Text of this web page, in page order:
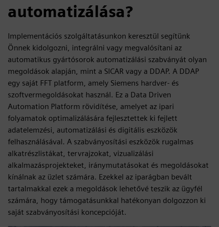
automatizálása?
Implementációs szolgáltatásunkon keresztül segítünk
Önnek kidolgozni, integrálni vagy megvalósítani az
automatikus gyártósorok automatizálási szabványát olyan
megoldások alapján, mint a SICAR vagy a DDAP. A DDAP
egy saját FFT platform, amely Siemens hardver- és
szoftvermegoldásokat használ. Ez a Data Driven
Automation Platform rövidítése, amelyet az ipari
folyamatok optimalizálására fejlesztettek ki fejlett
adatelemzési, automatizálási és digitális eszközök
felhasználásával. A szabványosítási eszközök rugalmas
alkatrészlistákat, tervrajzokat, vizualizálási
alkalmazásprojekteket, iránymutatásokat és megoldásokat
kínálnak az üzlet számára. Ezekkel az iparágban bevált
tartalmakkal ezek a megoldások lehetővé teszik az ügyfél
számára, hogy támogatásunkkal hatékonyan dolgozzon ki
saját szabványosítási koncepcióját.